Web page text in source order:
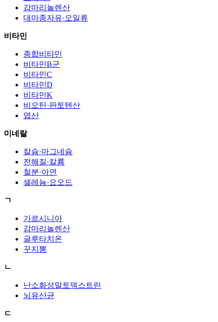
감마리놀렌산
대마종자유·오일류
비타민
종합비타민
비타민B군
비타민C
비타민D
비타민K
비오틴·판토텐산
엽산
미네랄
칼슘·마그네슘
전해질·칼륨
철분·아연
셀레늄·요오드
ㄱ
가르시니아
감마리놀렌산
글루타치온
꾸지뽕
ㄴ
난소화성말토덱스트린
뇌유산균
ㄷ